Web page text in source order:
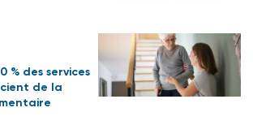
% des services
de la